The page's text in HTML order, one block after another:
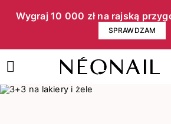
Wygraj 10 000 zł na rajską
SPRAWDZAM